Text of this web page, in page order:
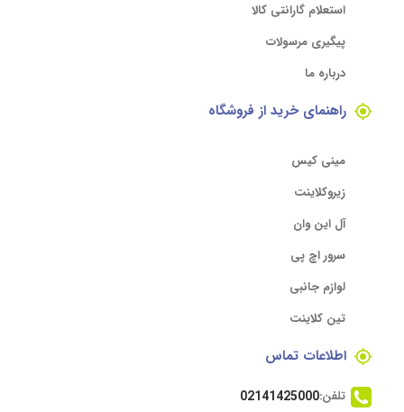
استعلام گارانتی کالا
پیگیری مرسولات
درباره ما
راهنمای خرید از فروشگاه
مینی کیس
زیروکلاینت
آل این وان
سرور اچ پی
لوازم جانبی
تین کلاینت
اطلاعات تماس
تلفن:02141425000